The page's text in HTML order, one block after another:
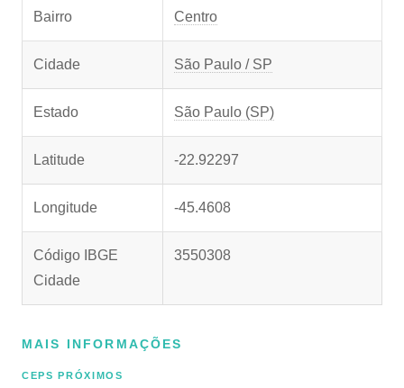
Bairro Centro
Cidade São Paulo / SP
Estado São Paulo (SP)
Latitude -22.92297
Longitude -45.4608
Código IBGE
Cidade
3550308
MAIS INFORMAÇÕES
CEPS PRÓXIMOS